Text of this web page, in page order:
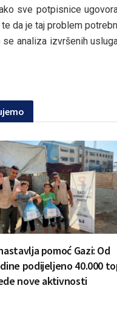
sve potpisnice
te da je taj problem
se analiza izvršenih
pomoć Gazi: Od
podijeljeno 40.000
nove aktivnosti